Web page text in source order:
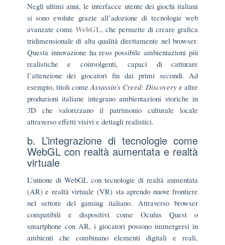
Negli ultimi anni, le interfacce utente dei giochi italiani
si sono evolute grazie all’adozione di tecnologie web
avanzate come WebGL, che permette di creare grafica
tridimensionale di alta qualità direttamente nel browser.
Questa innovazione ha reso possibile ambientazioni più
realistiche e coinvolgenti, capaci di catturare
l’attenzione dei giocatori fin dai primi secondi. Ad
esempio, titoli come Assassin’s Creed: Discovery e altre
produzioni italiane integrano ambientazioni storiche in
3D che valorizzano il patrimonio culturale locale
attraverso effetti visivi e dettagli realistici.
b. L’integrazione di tecnologie come
WebGL con realtà aumentata e realtà
virtuale
L’unione di WebGL con tecnologie di realtà aumentata
(AR) e realtà virtuale (VR) sta aprendo nuove frontiere
nel settore del gaming italiano. Attraverso browser
compatibili e dispositivi come Oculus Quest o
smartphone con AR, i giocatori possono immergersi in
ambienti che combinano elementi digitali e reali,